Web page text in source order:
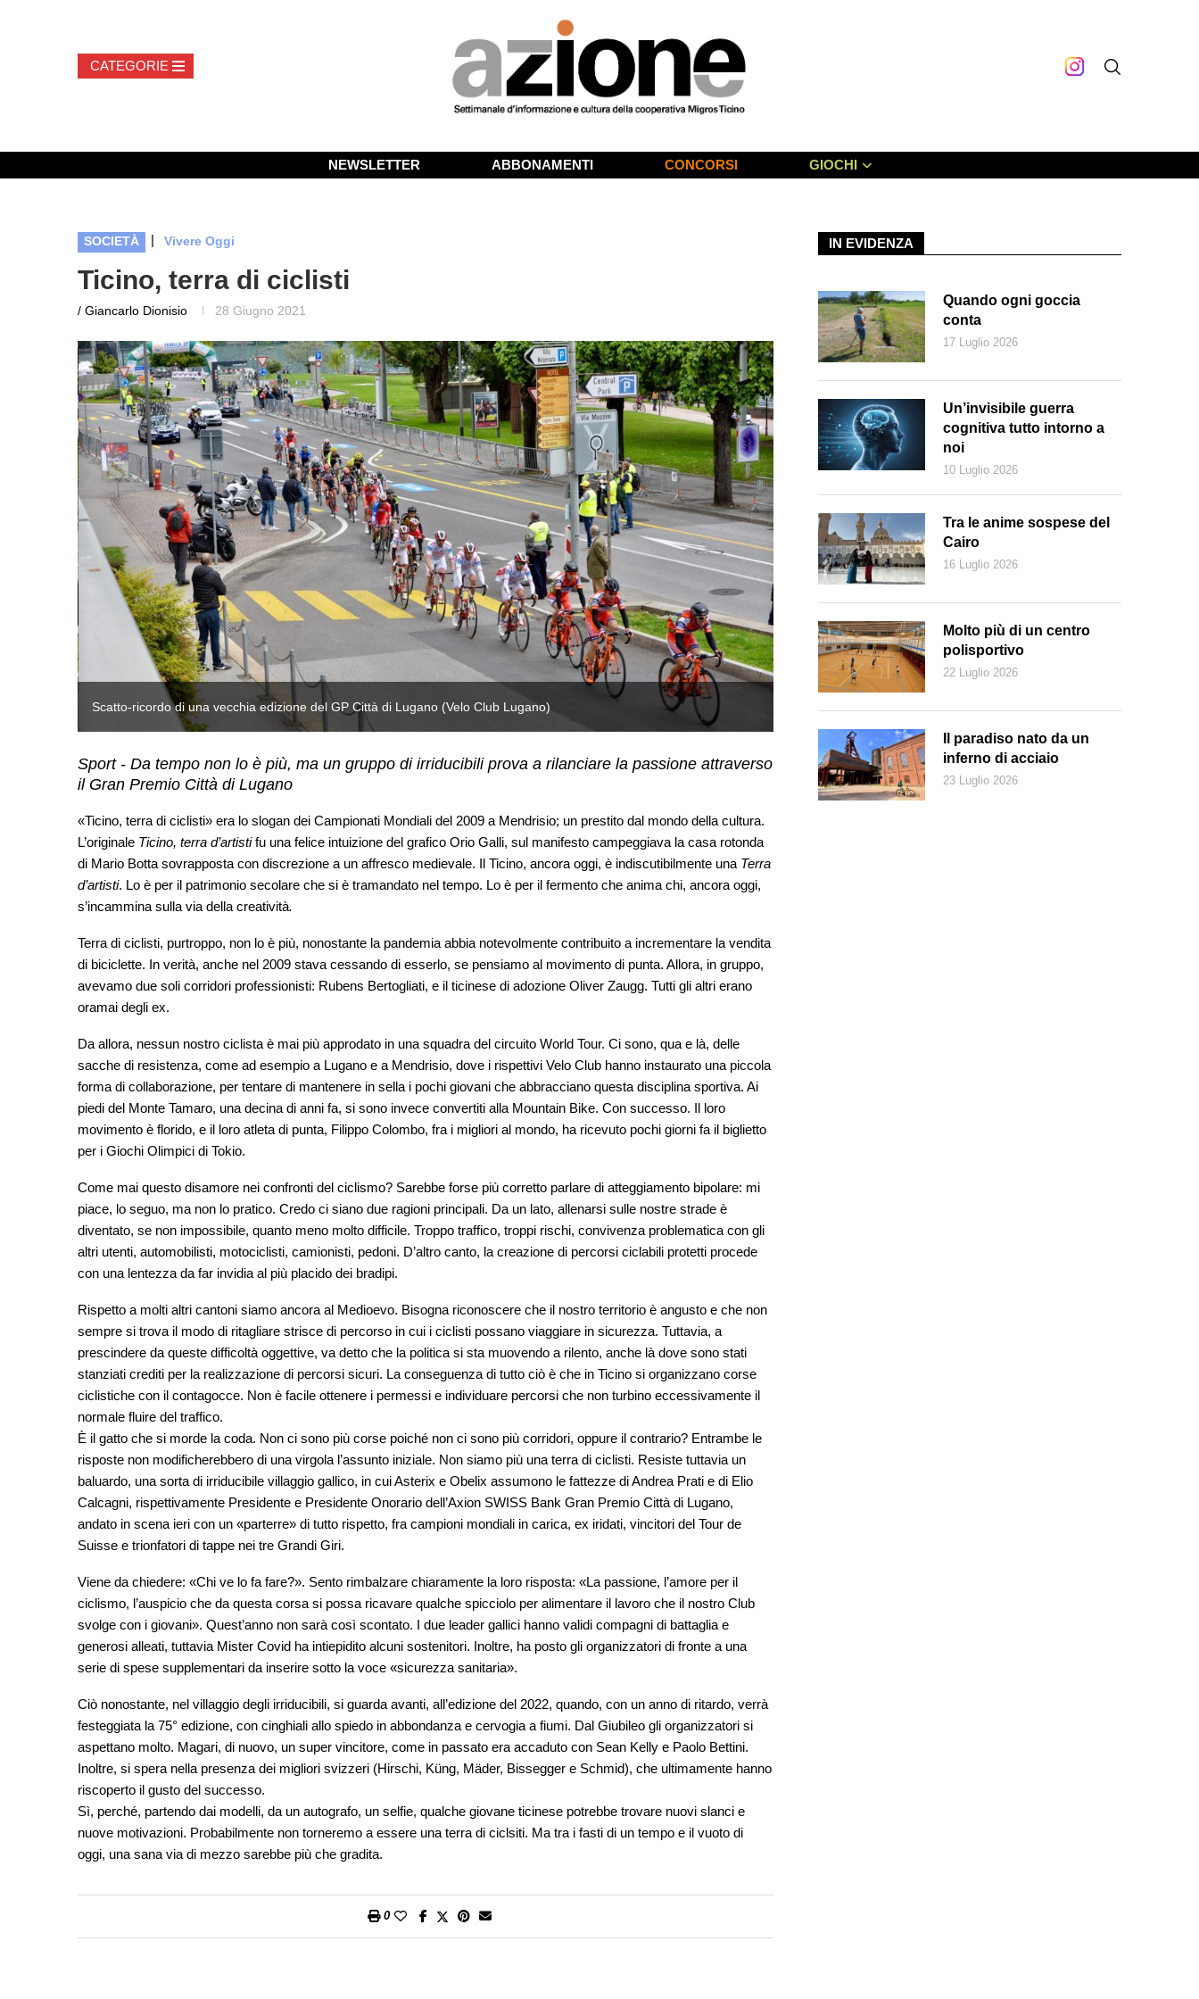
NEWSLETTER ABBONAMENTI CONCORSI GIOCHI
SOCIETÀ | Vivere Oggi
Ticino, terra di ciclisti
/ Giancarlo Dionisio 28 Giugno 2021
Scatto-ricordo di una vecchia edizione del GP Città di Lugano (Velo Club Lugano) Scatto-ricordo di una vecchia edizione del GP Città di Lugano (Velo
Sport - Da tempo non lo è più, ma un gruppo di irriducibili prova a rilanciare la passione attraverso
il Gran Premio Città di Lugano
«Ticino, terra di ciclisti» era lo slogan dei Campionati Mondiali del 2009 a Mendrisio; un prestito dal mondo della cultura.
L’originale Ticino, terra d’artistifu una felice intuizione del grafico Orio Galli, sul manifesto campeggiava la casa rotonda
di Mario Botta sovrapposta con discrezione a un affresco medievale. Il Ticino, ancora oggi, è indiscutibilmente una Terra
d’artisti. Lo è per il patrimonio secolare che si è tramandato nel tempo. Lo è per il fermento che anima chi, ancora oggi,
s’incammina sulla via della creatività.
Terra di ciclisti, purtroppo, non lo è più, nonostante la pandemia abbia notevolmente contribuito a incrementare la vendita
di biciclette. In verità, anche nel 2009 stava cessando di esserlo, se pensiamo al movimento di punta. Allora, in gruppo,
avevamo due soli corridori professionisti: Rubens Bertogliati, e il ticinese di adozione Oliver Zaugg. Tutti gli altri erano
oramai degli ex.
Da allora, nessun nostro ciclista è mai più approdato in una squadra del circuito World Tour. Ci sono, qua e là, delle
sacche di resistenza, come ad esempio a Lugano e a Mendrisio, dove i rispettivi Velo Club hanno instaurato una piccola
forma di collaborazione, per tentare di mantenere in sella i pochi giovani che abbracciano questa disciplina sportiva. Ai
piedi del Monte Tamaro, una decina di anni fa, si sono invece convertiti alla Mountain Bike. Con successo. Il loro
movimento è florido, e il loro atleta di punta, Filippo Colombo, fra i migliori al mondo, ha ricevuto pochi giorni fa il biglietto
per i Giochi Olimpici di Tokio.
Come mai questo disamore nei confronti del ciclismo? Sarebbe forse più corretto parlare di atteggiamento bipolare: mi
piace, lo seguo, ma non lo pratico. Credo ci siano due ragioni principali. Da un lato, allenarsi sulle nostre strade è
diventato, se non impossibile, quanto meno molto difficile. Troppo traffico, troppi rischi, convivenza problematica con gli
altri utenti, automobilisti, motociclisti, camionisti, pedoni. D’altro canto, la creazione di percorsi ciclabili protetti procede
con una lentezza da far invidia al più placido dei bradipi.
Rispetto a molti altri cantoni siamo ancora al Medioevo. Bisogna riconoscere che il nostro territorio è angusto e che non
sempre si trova il modo di ritagliare strisce di percorso in cui i ciclisti possano viaggiare in sicurezza. Tuttavia, a
prescindere da queste difficoltà oggettive, va detto che la politica si sta muovendo a rilento, anche là dove sono stati
stanziati crediti per la realizzazione di percorsi sicuri. La conseguenza di tutto ciò è che in Ticino si organizzano corse
ciclistiche con il contagocce. Non è facile ottenere i permessi e individuare percorsi che non turbino eccessivamente il
normale fluire del traffico.
È il gatto che si morde la coda. Non ci sono più corse poiché non ci sono più corridori, oppure il contrario? Entrambe le
risposte non modificherebbero di una virgola l’assunto iniziale. Non siamo più una terra di ciclisti. Resiste tuttavia un
baluardo, una sorta di irriducibile villaggio gallico, in cui Asterix e Obelix assumono le fattezze di Andrea Prati e di Elio
Calcagni, rispettivamente Presidente e Presidente Onorario dell’Axion SWISS Bank Gran Premio Città di Lugano,
andato in scena ieri con un «parterre» di tutto rispetto, fra campioni mondiali in carica, ex iridati, vincitori del Tour de
Suisse e trionfatori di tappe nei tre Grandi Giri.
Viene da chiedere: «Chi ve lo fa fare?». Sento rimbalzare chiaramente la loro risposta: «La passione, l’amore per il
ciclismo, l’auspicio che da questa corsa si possa ricavare qualche spicciolo per alimentare il lavoro che il nostro Club
svolge con i giovani». Quest’anno non sarà così scontato. I due leader gallici hanno validi compagni di battaglia e
generosi alleati, tuttavia Mister Covid ha intiepidito alcuni sostenitori. Inoltre, ha posto gli organizzatori di fronte a una
serie di spese supplementari da inserire sotto la voce «sicurezza sanitaria».
Ciò nonostante, nel villaggio degli irriducibili, si guarda avanti, all’edizione del 2022, quando, con un anno di ritardo, verrà
festeggiata la 75° edizione, con cinghiali allo spiedo in abbondanza e cervogia a fiumi. Dal Giubileo gli organizzatori si
aspettano molto. Magari, di nuovo, un super vincitore, come in passato era accaduto con Sean Kelly e Paolo Bettini.
Inoltre, si spera nella presenza dei migliori svizzeri (Hirschi, Küng, Mäder, Bissegger e Schmid), che ultimamente hanno
riscoperto il gusto del successo.
Sì, perché, partendo dai modelli, da un autografo, un selfie, qualche giovane ticinese potrebbe trovare nuovi slanci e
nuove motivazioni. Probabilmente non torneremo a essere una terra di ciclsiti. Ma tra i fasti di un tempo e il vuoto di
oggi, una sana via di mezzo sarebbe più che gradita.
0
IN EVIDENZA
Quando ogni goccia
conta
17 Luglio 2026
Un’invisibile guerra
cognitiva tutto intorno a
noi
10 Luglio 2026
Tra le anime sospese del
Cairo
16 Luglio 2026
Molto più di un centro
polisportivo
22 Luglio 2026
Il paradiso nato da un
inferno di acciaio
23 Luglio 2026